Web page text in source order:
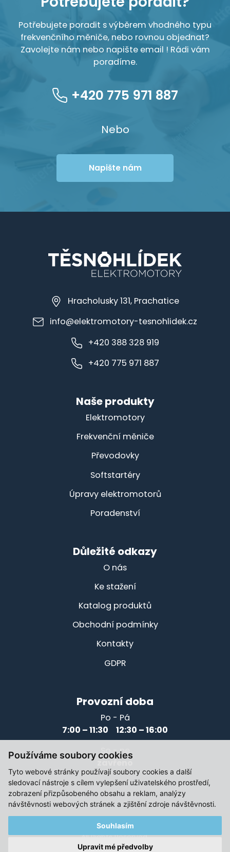
Používáme soubory cookies
Tyto webové stránky používají soubory cookies a další
sledovací nástroje s cílem vylepšení uživatelského prostředí,
zobrazení přizpůsobeného obsahu a reklam, analýzy
návštěvnosti webových stránek a zjištění zdroje návštěvnosti.
Souhlasím
Upravit mé předvolby
Potřebujete poradit s výběrem vhodného typu
frekvenčního měniče, nebo rovnou objednat?
Zavolejte nám nebo napište email ! Rádi vám
poradíme.
+420 775 971 887
Nebo
Napište nám
Hracholusky 131, Prachatice
info@elektromotory-tesnohlidek.cz
+420 388 328 919
+420 775 971 887
Naše produkty
Elektromotory
Frekvenční měniče
Převodovky
Softstartéry
Úpravy elektromotorů
Poradenství
Důležité odkazy
O nás
Ke stažení
Katalog produktů
Obchodní podmínky
Kontakty
GDPR
Provozní doba
Po - Pá
7:00 – 11:30 12:30 – 16:00
So - ne
zavřeno
© 2021-2026, Elektromotory Těsnohlídek
All Rights Reserved.